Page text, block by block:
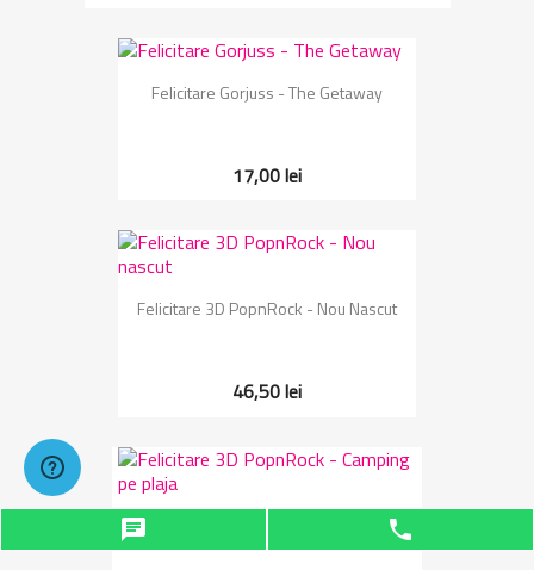
Felicitare Gorjuss - The Getaway
17,00 lei
Felicitare 3D PopnRock - Nou Nascut
46,50 lei
Felicitare 3D PopnRock - Camping Pe Plaja
chat phone